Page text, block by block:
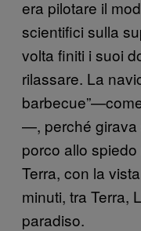
era pilotare il
scientifici sulla
volta finiti i suoi
rilassare. La
—, perché girava
porco allo
Terra, con la
minuti, tra Terra,
paradiso.